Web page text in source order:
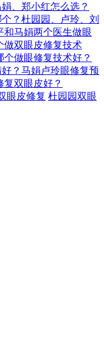
、郑小红怎么选？
？杜园园、卢玲、刘
和马娟两个医生做眼
做双眼皮修复技术
个做眼修复技术好？
？马娟卢玲眼修复预
复双眼皮好？
眼皮修复 杜园园双眼